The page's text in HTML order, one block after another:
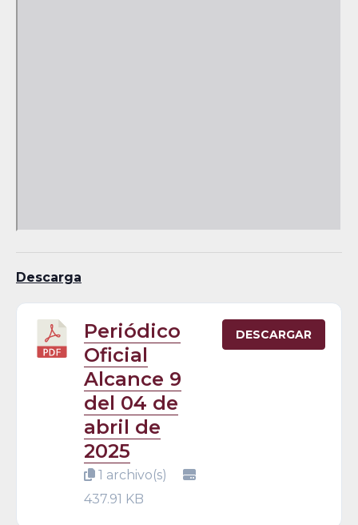
Descarga
Periódico
Oficial
Alcance 9
del 04 de
abril de
2025
1 archivo(s)
437.91 KB
DESCARGAR